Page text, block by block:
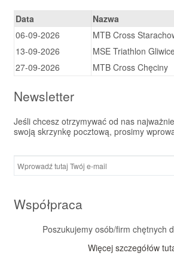
Data
Nazwa
06-09-2026
MTB Cross
13-09-2026
MSE Triathlon
27-09-2026
MTB Cross Chęciny
Newsletter
Jeśli chcesz otrzymywać od nas
swoją skrzynkę pocztową, prosimy
Współpraca
Poszukujemy osób/firm chętnych
Więcej szczegółów